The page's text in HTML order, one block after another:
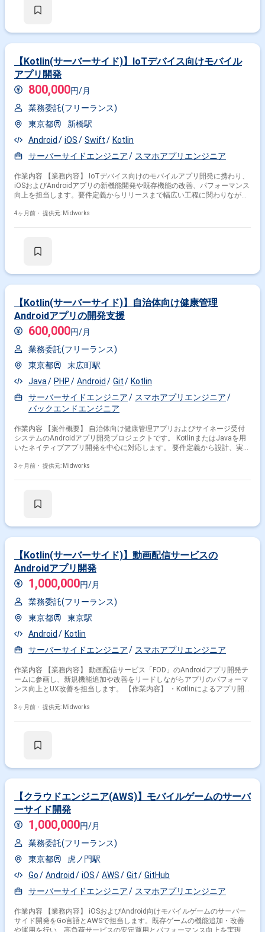
【Kotlin(サーバーサイド)】IoTデバイス向けモバイル
アプリ開発
800,000円/月
業務委託(フリーランス)
東京都
新橋駅
Android
iOS Swift
Kotlin
サーバーサイドエンジニア
スマホアプリエンジニア
作業内容 【業務内容】 IoTデバイス向けのモバイルアプリ開発に携わり、
iOSおよびAndroidアプリの新機能開発や既存機能の改善、パフォーマンス
向上を担当します。要件定義からリリースまで幅広い工程に関わりなが
Androidアプリの新機能開発 ・既存機能のバグ修正 ・アプリのパフォーマ
4ヶ月前・ 提供元: Midworks
【Kotlin(サーバーサイド)】自治体向け健康管理
Androidアプリの開発支援
600,000円/月
業務委託(フリーランス)
東京都
末広町駅
Java
PHP Android Git
Kotlin
サーバーサイドエンジニア
スマホアプリエンジニア
バックエンドエンジニア
作業内容 【案件概要】 自治体向け健康管理アプリおよびサイネージ受付
システムのAndroidアプリ開発プロジェクトです。 KotlinまたはJavaを用
いたネイティブアプリ開発を中心に対応します。 要件定義から設計、実
の連携や機能追加、UI設計などを含めたアプリ開発を行います。 【作業内
3ヶ月前・ 提供元: Midworks
【Kotlin(サーバーサイド)】動画配信サービスの
Androidアプリ開発
1,000,000円/月
業務委託(フリーランス)
東京都
東京駅
Android
Kotlin
サーバーサイドエンジニア
スマホアプリエンジニア
作業内容 【業務内容】 動画配信サービス「FOD」のAndroidアプリ開発チ
ームに参画し、新規機能追加や改善をリードしながらアプリのパフォーマ
ンス向上とUX改善を担当します。 【作業内容】 ・Kotlinによるアプリ開
たコード品質の改善や開発環境の自動化 ・チームメンバーのコードレビュ
3ヶ月前・ 提供元: Midworks
【クラウドエンジニア(AWS)】モバイルゲームのサーバ
ーサイド開発
1,000,000円/月
業務委託(フリーランス)
東京都
虎ノ門駅
Go
Android iOS AWS Git
GitHub
サーバーサイドエンジニア
スマホアプリエンジニア
作業内容 【業務内容】 iOSおよびAndroid向けモバイルゲームのサーバー
サイド開発をGo言語とAWSで担当します。既存ゲームの機能追加・改善
や運用を行い、高負荷サービスの安定運用とパフォーマンス向上を実現し
掛け合わせ条件で絞り込む
フレームワークで絞り込む
Android × Flutter
職種で絞り込む
Android × スマホアプリエンジニア
Android × アプリケーションエンジニア
Android × ネイティブアプリエンジニア
業界で絞り込む
Android × サービス
Android × ソーシャルゲーム
Android × EC
Android × 小売 Android × メーカー